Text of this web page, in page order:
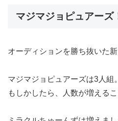
マジマジョピュアーズ
オーディションを勝ち抜いた新
マジマジョピュアーズは3人組。
もしかしたら、人数が増える